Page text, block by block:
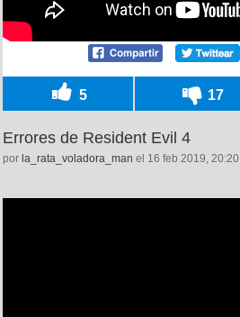
5 17
Errores de Resident Evil 4
por la_rata_voladora_man el 16 feb 2019, 20:20